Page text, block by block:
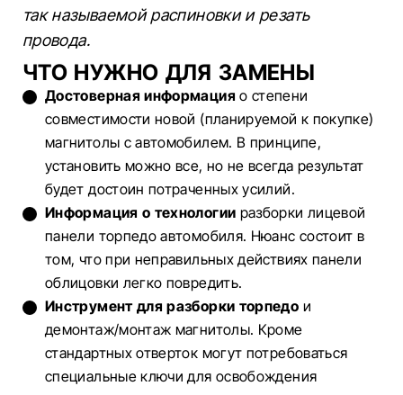
так называемой распиновки и резать
провода.
ЧТО НУЖНО ДЛЯ ЗАМЕНЫ
Достоверная информация о степени
совместимости новой (планируемой к покупке)
магнитолы с автомобилем. В принципе,
установить можно все, но не всегда результат
будет достоин потраченных усилий.
Информация о технологии разборки лицевой
панели торпедо автомобиля. Нюанс состоит в
том, что при неправильных действиях панели
облицовки легко повредить.
Инструмент для разборки торпедо и
демонтаж/монтаж магнитолы. Кроме
стандартных отверток могут потребоваться
специальные ключи для освобождения